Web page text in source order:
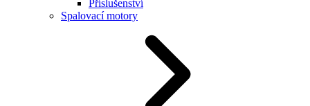
Příslušenství
Spalovací motory